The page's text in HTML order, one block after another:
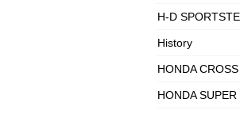
H-D
History
HONDA
HONDA SUPER